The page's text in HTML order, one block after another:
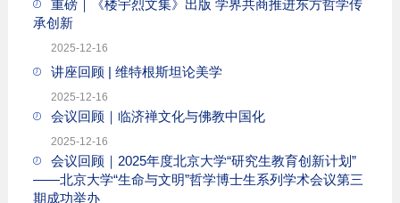
重磅｜《楼宇烈文集》出版 学界共商推进东方哲学传
承创新
2025-12-16
讲座回顾 | 维特根斯坦论美学
2025-12-16
会议回顾｜临济禅文化与佛教中国化
2025-12-16
会议回顾｜2025年度北京大学“研究生教育创新计划”
——北京大学“生命与文明”哲学博士生系列学术会议第三
期成功举办